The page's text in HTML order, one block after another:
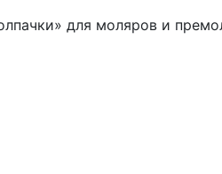
для моляров и